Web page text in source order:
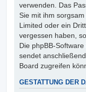
verwenden. Das
Sie mit ihm
Limited oder ein
vergessen haben,
Die phpBB-
sendet
Board zugreifen
GESTATTUNG DER